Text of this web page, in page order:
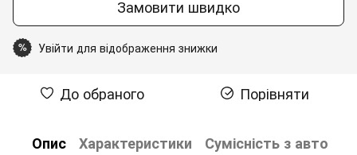
Замовити швидко
% Увійти для відображення знижки
До обраного Порівняти
Опис Характеристики
Сумісність з авто